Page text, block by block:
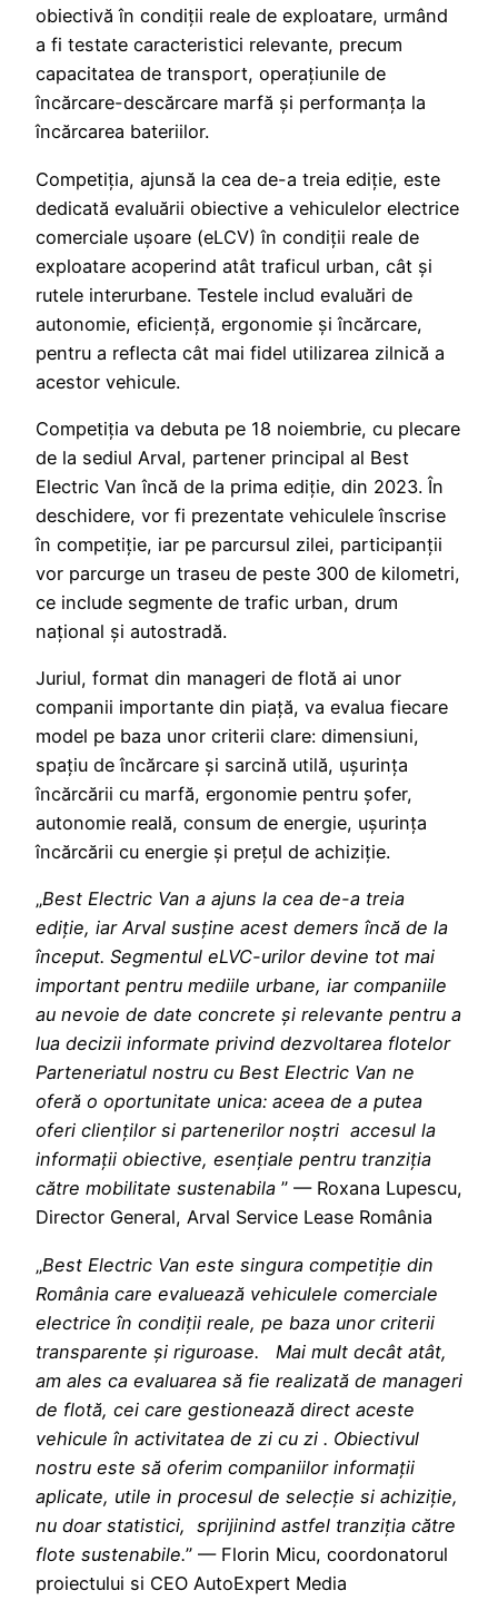
obiectivă în condiții reale de exploatare, urmând
a fi testate caracteristici relevante, precum
capacitatea de transport, operațiunile de
încărcare-descărcare marfă și performanța la
încărcarea bateriilor.
Competiția, ajunsă la cea de-a treia ediție, este
dedicată evaluării obiective a vehiculelor electrice
comerciale ușoare (eLCV) în condiții reale de
exploatare acoperind atât traficul urban, cât și
rutele interurbane. Testele includ evaluări de
autonomie, eficiență, ergonomie și încărcare,
pentru a reflecta cât mai fidel utilizarea zilnică a
acestor vehicule.
Competiția va debuta pe 18 noiembrie, cu plecare
de la sediul Arval, partener principal al Best
Electric Van încă de la prima ediție, din 2023. În
deschidere, vor fi prezentate vehiculele înscrise
în competiție, iar pe parcursul zilei, participanții
vor parcurge un traseu de peste 300 de kilometri,
ce include segmente de trafic urban, drum
național și autostradă.
Juriul, format din manageri de flotă ai unor
companii importante din piață, va evalua fiecare
model pe baza unor criterii clare: dimensiuni,
spațiu de încărcare și sarcină utilă, ușurința
încărcării cu marfă, ergonomie pentru șofer,
autonomie reală, consum de energie, ușurința
încărcării cu energie și prețul de achiziție.
„Best Electric Van a ajuns la cea de-a treia
ediție, iar Arval susține acest demers încă de la
început. Segmentul eLVC-urilor devine tot mai
important pentru mediile urbane, iar companiile
au nevoie de date concrete și relevante pentru a
lua decizii informate privind dezvoltarea flotelor
Parteneriatul nostru cu Best Electric Van ne
oferă o oportunitate unica: aceea de a putea
oferi clienților si partenerilor noștri accesul la
informații obiective, esențiale pentru tranziția
către mobilitate sustenabila ” — Roxana Lupescu,
Director General, Arval Service Lease România
„Best Electric Van este singura competiție din
România care evaluează vehiculele comerciale
electrice în condiții reale, pe baza unor criterii
transparente și riguroase. Mai mult decât atât,
am ales ca evaluarea să fie realizată de manageri
de flotă, cei care gestionează direct aceste
vehicule în activitatea de zi cu zi . Obiectivul
nostru este să oferim companiilor informații
aplicate, utile in procesul de selecție si achiziție,
nu doar statistici, sprijinind astfel tranziția către
flote sustenabile.” — Florin Micu, coordonatorul
proiectului si CEO AutoExpert Media